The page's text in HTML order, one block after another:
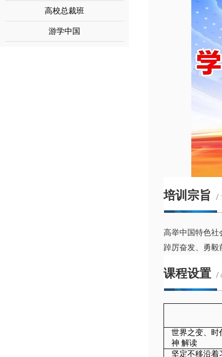
高校总裁班
游学中国
培训宗旨 /
高举中国特色社
踔厉奋发、勇
课程设置 /
世界之变、时
神 解读
坚定不移沿着